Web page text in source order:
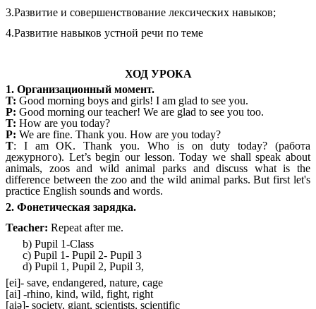
3.Развитие и совершенствование лексических навыков;
4.Развитие навыков устной речи по теме
ХОД УРОКА
1. Организационный момент.
T: Good morning boys and girls! I am glad to see you.
P: Good morning our teacher! We are glad to see you too.
T: How are you today?
P: We are fine. Thank you. How are you today?
T: I am OK. Thank you. Who is on duty today?
(работа
дежурного). Let’s begin our lesson. Today we shall speak about
animals, zoos and wild animal parks and discuss what is the
difference between the zoo and the wild animal parks. But first let's
practice English sounds and words.
2. Фонетическая зарядка.
Teacher: Repeat after me.
b) Pupil 1-Class
c) Pupil 1- Pupil 2- Pupil 3
d) Pupil 1, Pupil 2, Pupil 3,
[ei]- save, endangered, nature, cage
[ai] -rhino, kind, wild, fight, right
[aiə]- society, giant, scientists, scientific